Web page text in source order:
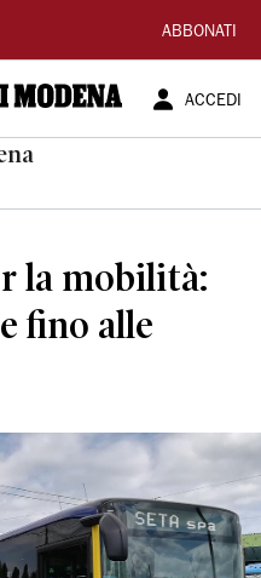
ABBONATI
ACCEDI
la mobilità:
fino alle